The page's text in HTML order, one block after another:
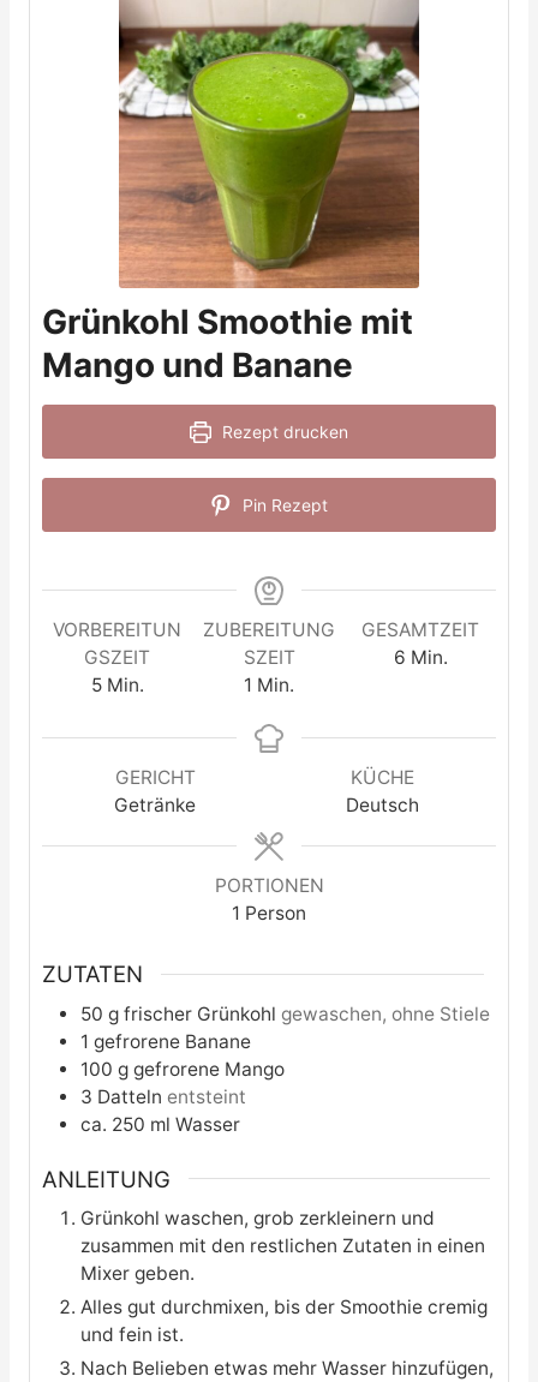
Grünkohl Smoothie mit
Mango und Banane
Rezept drucken
Pin Rezept
VORBEREITUN
GSZEIT
5Minuten
Min.
ZUBEREITUNG
SZEIT
1 minute
Min.
GESAMTZEIT
6Minuten
Min.
GERICHT
Getränke
KÜCHE
Deutsch
PORTIONEN
1 Person
ZUTATEN
50 g frischer Grünkohl gewaschen, ohne Stiele
1 gefrorene Banane
100 g gefrorene Mango
3 Datteln entsteint
ca. 250 ml Wasser
ANLEITUNG
Grünkohl waschen, grob zerkleinern und
zusammen mit den restlichen Zutaten in einen
Mixer geben.
Alles gut durchmixen, bis der Smoothie cremig
und fein ist.
Nach Belieben etwas mehr Wasser hinzufügen,